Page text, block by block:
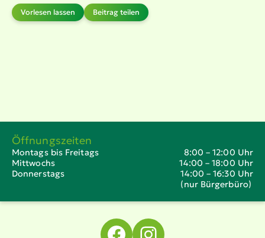
Öffnungszeiten
Montags bis Freitags
8:00 – 12:00 Uhr
Mittwochs
14:00 – 18:00 Uhr
Donnerstags
14:00 – 16:30 Uhr
(nur Bürgerbüro)
Vorlesen lassen Beitrag teilen